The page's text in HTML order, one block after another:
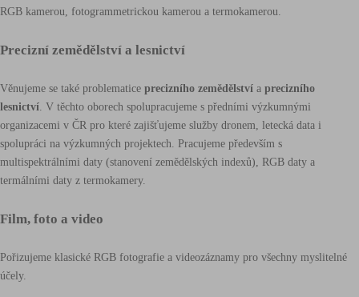
RGB kamerou, fotogrammetrickou kamerou a termokamerou.
Precizní zemědělství a lesnictví
Věnujeme se také problematice precizního zemědělství a precizního
lesnictví. V těchto oborech spolupracujeme s předními výzkumnými
organizacemi v ČR pro které zajišťujeme služby dronem, letecká data i
spolupráci na výzkumných projektech. Pracujeme především s
multispektrálními daty (stanovení zemědělských indexů), RGB daty a
termálními daty z termokamery.
Film, foto a video
Pořizujeme klasické RGB fotografie a videozáznamy pro všechny myslitelné
účely.